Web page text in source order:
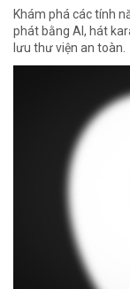
Khám phá các tính
phát bằng AI, hát
lưu thư viện an toàn.